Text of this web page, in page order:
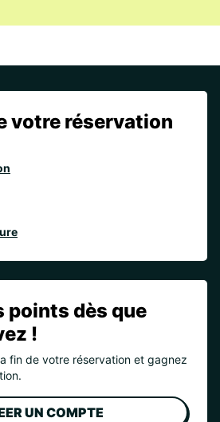
votre réservation
points dès que
!
fin de votre réservation et gagnez
UN COMPTE